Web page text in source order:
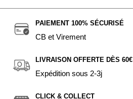
PAIEMENT 100% SÉCURISÉ
CB et Virement
LIVRAISON OFFERTE DÈS 60€
Expédition sous 2-3j
CLICK & COLLECT